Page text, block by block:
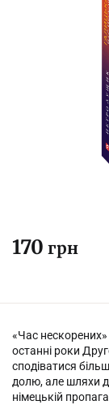
170 грн
«Час
останні роки
сподіватися
долю, але шляхи
німецькій